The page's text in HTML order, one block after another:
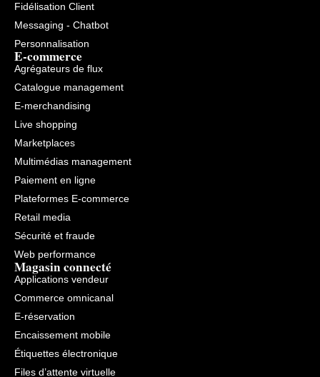
Fidélisation Client
Messaging - Chatbot
Personnalisation
E-commerce
Agrégateurs de flux
Catalogue management
E-merchandising
Live shopping
Marketplaces
Multimédias management
Paiement en ligne
Plateformes E-commerce
Retail media
Sécurité et fraude
Web performance
Magasin connecté
Applications vendeur
Commerce omnicanal
E-réservation
Encaissement mobile
Étiquettes électronique
Files d’attente virtuelle